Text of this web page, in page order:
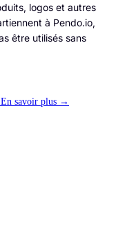
logos et autres
à Pendo.io,
être utilisés sans
En savoir plus →